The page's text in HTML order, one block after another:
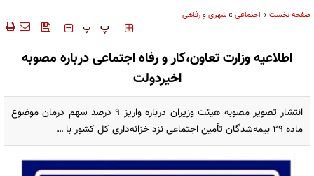
صفحه نخست » اجتماعی »شهری و رفاهی
‍‍‍ پ پ
اطلاعیه وزارت تعاون،کار و رفاه اجتماعی درباره مصوبه
اخیردولت
انتشار تصویر مصوبه هیئت وزیران درباره واریز ۹ درصد سهم درمان موضوع
ماده ۲۹ بیمه‌شدگان تأمین اجتماعی نزد خزانه‌داری کل کشور با …